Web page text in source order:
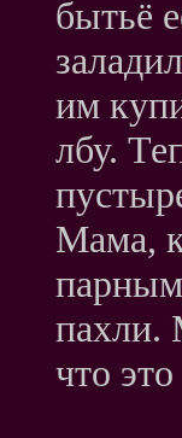
бытьё
им
лбу.
Мама,
пахли.
что